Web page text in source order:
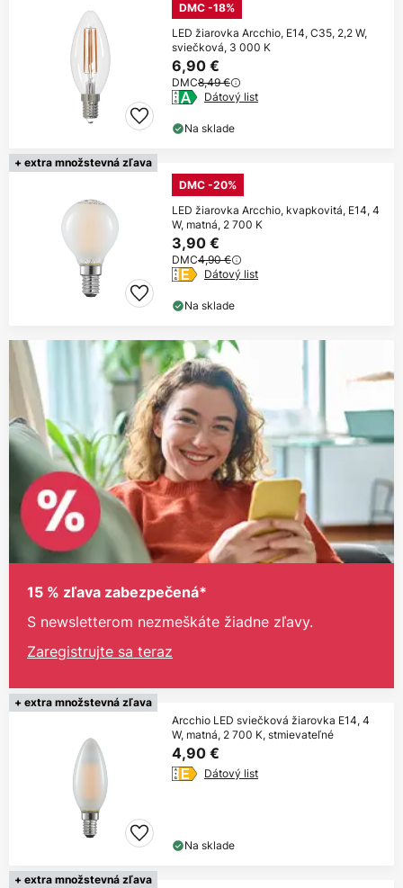
DMC -18%
LED žiarovka Arcchio, E14, C35, 2,2 W,
sviečková, 3 000 K
6,90 €
DMC8,49 €
Dátový list
Na sklade
+ extra množstevná zľava
DMC -20%
LED žiarovka Arcchio, kvapkovitá, E14, 4
W, matná, 2 700 K
3,90 €
DMC4,90 €
Dátový list
Na sklade
15 % zľava zabezpečená*
S newsletterom nezmeškáte žiadne zľavy.
Zaregistrujte sa teraz
+ extra množstevná zľava
Arcchio LED sviečková žiarovka E14, 4
W, matná, 2 700 K, stmievateľné
4,90 €
Dátový list
Na sklade
+ extra množstevná zľava